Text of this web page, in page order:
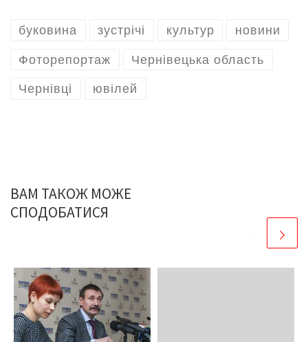
буковина зустрічі культур новини
Фоторепортаж Чернівецька область
Чернівці ювілей
ВАМ ТАКОЖ МОЖЕ
СПОДОБАТИСЯ